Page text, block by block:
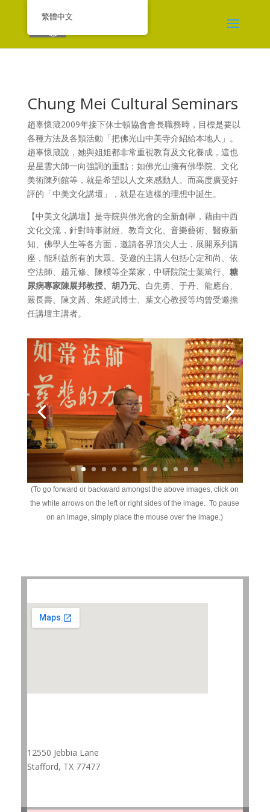
Chung Mei Cultural Seminars
趙辜懷箴2009年接下休士頓協會會長職務時，目標是要以
各種方法及各類活動「把佛光山中美寺介紹給本地人」。
趙辜懷箴說，她與姐姐都非常重視教育及文化養成，這也
是星雲大師一向強調的重點；如佛光山擁有佛學院、文化
美術陳列館等，就是希望以人文來感動人。而高度廣受好
評的「中美文化講壇」，就是在這樣的理想中誕生。
【中美文化講壇】是寺院與佛光會的全新創舉，藉由中西
文化交流，針對時事財經、教育文化、音樂藝術、醫療新
知、佛學人生等各方面，邀請各界頂尖人士，展開系列講
座，能利益所有的大眾。受邀的主講人包括心定和尚、依
空法師、趙元修、陳樸等企業家，中研院院士葉篤行、 糖
尿病專家陳展邦教授、胡乃元、 白先勇、于丹、龍應台、
嚴長壽、陳文茜、朱經武博士、葉文心教授等均曾受邀擔
任講壇主講者。
(To go forward or backward amongst the above images, click on
the white arrows on the left or right sides of the image. To pause
on an image, simply place the mouse over the image.)
12550 Jebbia Lane
Stafford, TX 77477
繁體中文